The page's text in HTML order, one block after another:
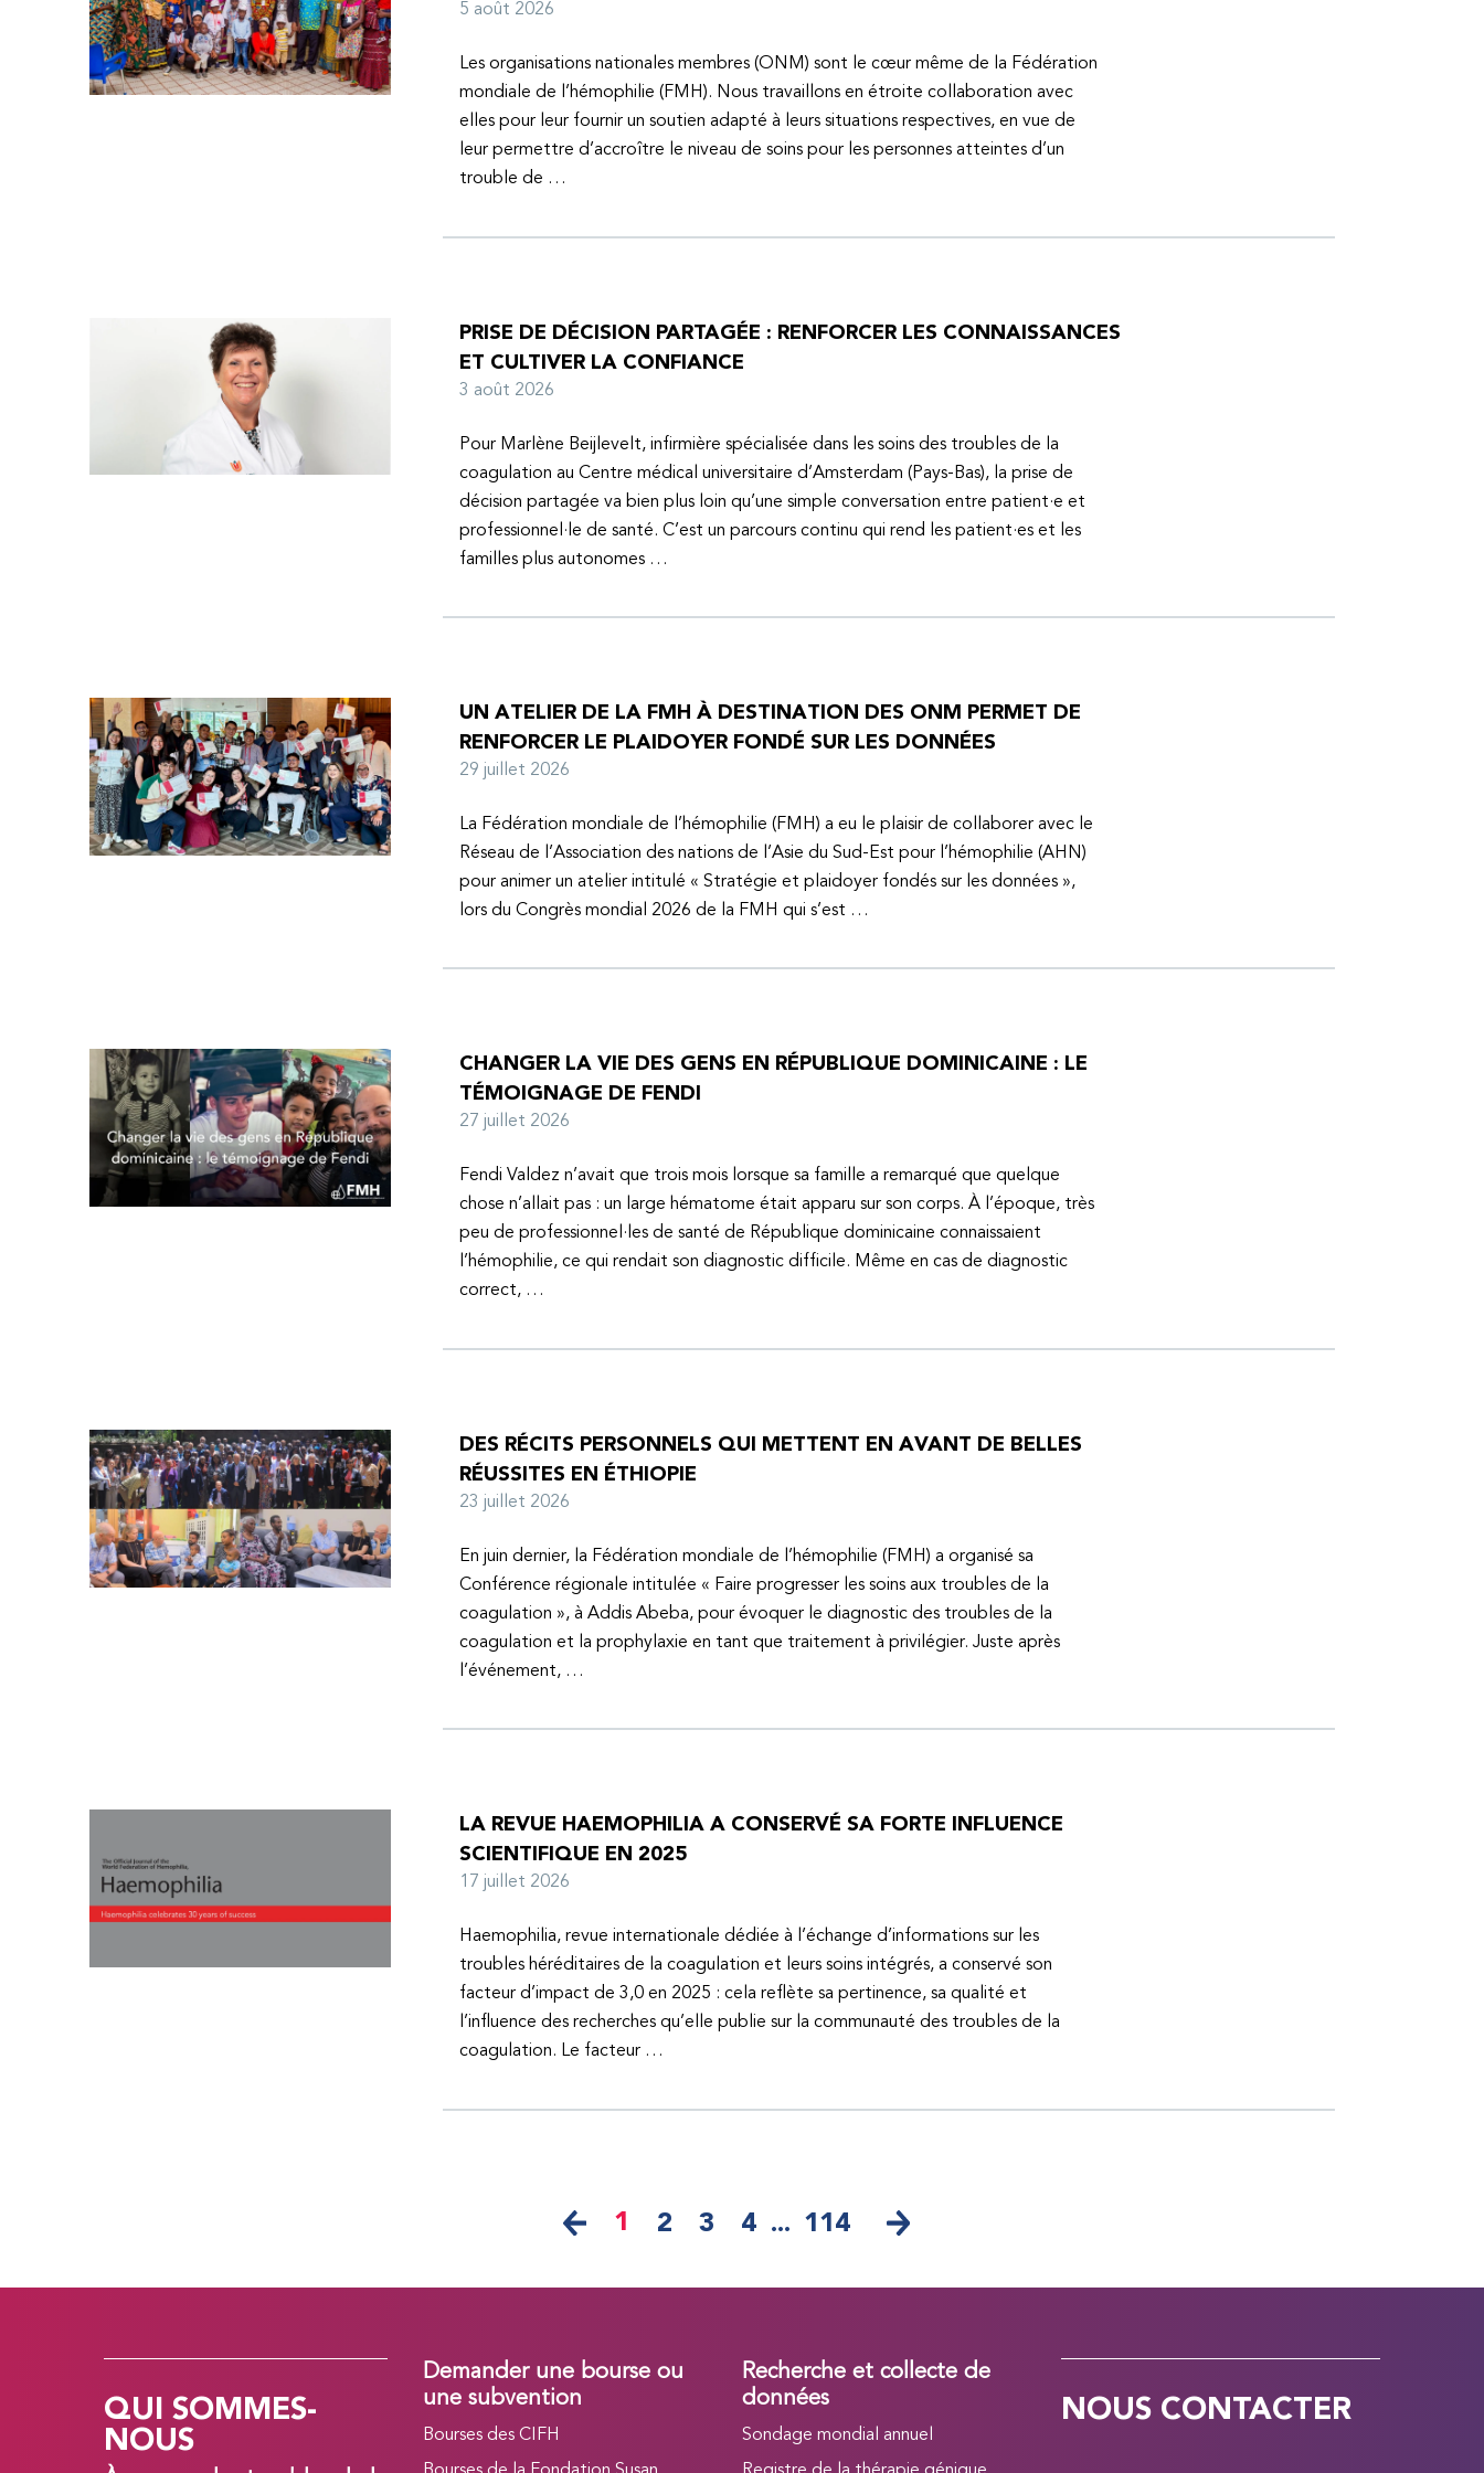
l’espoir d’une vie meilleure.
5 août 2026
Les organisations nationales membres (ONM) sont le cœur même de la Fédération
mondiale de l’hémophilie (FMH). Nous travaillons en étroite collaboration avec
elles pour leur fournir un soutien adapté à leurs situations respectives, en vue de
leur permettre d’accroître le niveau de soins pour les personnes atteintes d’un
trouble de …
PRISE DE DÉCISION PARTAGÉE : RENFORCER LES CONNAISSANCES
ET CULTIVER LA CONFIANCE
3 août 2026
Pour Marlène Beijlevelt, infirmière spécialisée dans les soins des troubles de la
coagulation au Centre médical universitaire d’Amsterdam (Pays-Bas), la prise de
décision partagée va bien plus loin qu’une simple conversation entre patient·e et
professionnel·le de santé. C’est un parcours continu qui rend les patient·es et les
familles plus autonomes …
UN ATELIER DE LA FMH À DESTINATION DES ONM PERMET DE
RENFORCER LE PLAIDOYER FONDÉ SUR LES DONNÉES
29 juillet 2026
La Fédération mondiale de l’hémophilie (FMH) a eu le plaisir de collaborer avec le
Réseau de l’Association des nations de l’Asie du Sud-Est pour l’hémophilie (AHN)
pour animer un atelier intitulé « Stratégie et plaidoyer fondés sur les données »,
lors du Congrès mondial 2026 de la FMH qui s’est …
CHANGER LA VIE DES GENS EN RÉPUBLIQUE DOMINICAINE : LE
TÉMOIGNAGE DE FENDI
27 juillet 2026
Fendi Valdez n’avait que trois mois lorsque sa famille a remarqué que quelque
chose n’allait pas : un large hématome était apparu sur son corps. À l’époque, très
peu de professionnel·les de santé de République dominicaine connaissaient
l’hémophilie, ce qui rendait son diagnostic difficile. Même en cas de diagnostic
correct, …
DES RÉCITS PERSONNELS QUI METTENT EN AVANT DE BELLES
RÉUSSITES EN ÉTHIOPIE
23 juillet 2026
En juin dernier, la Fédération mondiale de l’hémophilie (FMH) a organisé sa
Conférence régionale intitulée « Faire progresser les soins aux troubles de la
coagulation », à Addis Abeba, pour évoquer le diagnostic des troubles de la
coagulation et la prophylaxie en tant que traitement à privilégier. Juste après
l’événement, …
LA REVUE HAEMOPHILIA A CONSERVÉ SA FORTE INFLUENCE
SCIENTIFIQUE EN 2025
17 juillet 2026
Haemophilia, revue internationale dédiée à l’échange d’informations sur les
troubles héréditaires de la coagulation et leurs soins intégrés, a conservé son
facteur d’impact de 3,0 en 2025 : cela reflète sa pertinence, sa qualité et
l’influence des recherches qu’elle publie sur la communauté des troubles de la
coagulation. Le facteur …
1 2 3 4 ... 114
QUI SOMMES-
NOUS
Demander une bourse ou
une subvention
Bourses des CIFH
Recherche et collecte de
données
Sondage mondial annuel
NOUS CONTACTER